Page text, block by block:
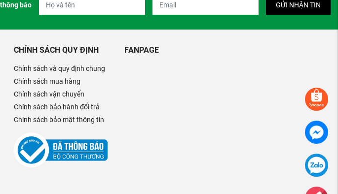
báo GỬI NHẬN TIN
CHÍNH SÁCH QUY ĐỊNH
Chính sách và quy định chung
Chính sách mua hàng
Chính sách vận chuyển
Chính sách bảo hành đổi trả
Chính sách bảo mật thông tin
FANPAGE